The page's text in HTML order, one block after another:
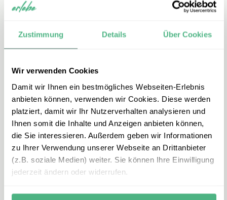
Zustimmung Details Über Cookies
Wir verwenden Cookies
Damit wir Ihnen ein bestmögliches Webseiten-Erlebnis
anbieten können, verwenden wir Cookies. Diese werden
platziert, damit wir Ihr Nutzerverhalten analysieren und
Ihnen somit die Inhalte und Anzeigen anbieten können,
die Sie interessieren. Außerdem geben wir Informationen
zu Ihrer Verwendung unserer Webseite an Drittanbieter
(z.B. soziale Medien) weiter. Sie können Ihre Einwilligung
jederzeit ändern oder widerrufen.
E-Mail
tansania@erlebe.de